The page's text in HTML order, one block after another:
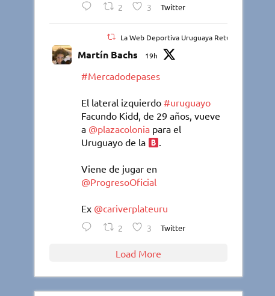
2 3 Twitter
La Web Deportiva Uruguaya Retuiteado
Martín Bachs 19h
#Mercadodepases
El lateral izquierdo#uruguayo
Facundo Kidd, de 29 años, vueve
a @plazacolonia para el
Uruguayo de la
.
Viene de jugar en
@ProgresoOficial
Ex @cariverplateuru
2 3 Twitter
Load More